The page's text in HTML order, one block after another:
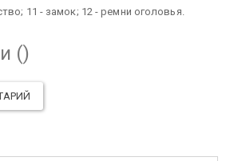
11 - замок; 12 - ремни оголовья.
()